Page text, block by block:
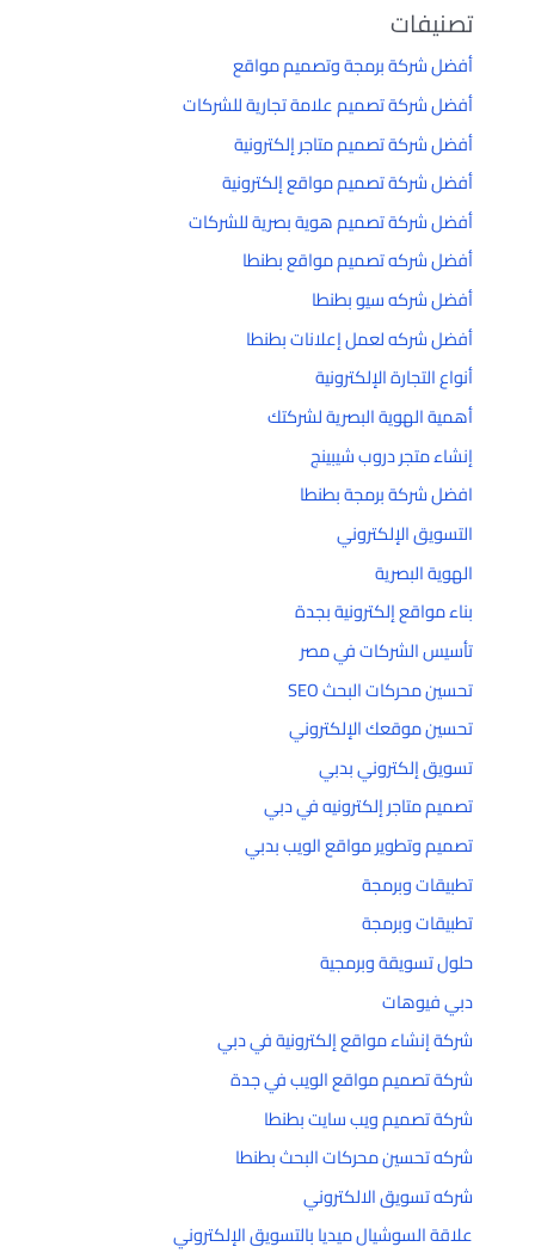
تصنيفات
أفضل شركة برمجة وتصميم مواقع
أفضل شركة تصميم علامة تجارية للشركات
أفضل شركة تصميم متاجر إلكترونية
أفضل شركة تصميم مواقع إلكترونية
أفضل شركة تصميم هوية بصرية للشركات
أفضل شركه تصميم مواقع بطنطا
أفضل شركه سيو بطنطا
أفضل شركه لعمل إعلانات بطنطا
أنواع التجارة الإلكترونية
أهمية الهوية البصرية لشركتك
إنشاء متجر دروب شيبينج
افضل شركة برمجة بطنطا
التسويق الإلكتروني
الهوية البصرية
بناء مواقع إلكترونية بجدة
تأسيس الشركات في مصر
تحسين محركات البحث SEO
تحسين موقعك الإلكتروني
تسويق إلكتروني بدبي
تصميم متاجر إلكترونيه في دبي
تصميم وتطوير مواقع الويب بدبي
تطبيقات وبرمجة
تطبيقات وبرمجة
حلول تسويقة وبرمجية
دبي فيوهات
شركة إنشاء مواقع إلكترونية في دبي
شركة تصميم مواقع الويب في جدة
شركة تصميم ويب سايت بطنطا
شركه تحسين محركات البحث بطنطا
شركه تسويق الالكتروني
علاقة السوشيال ميديا بالتسويق الإلكتروني